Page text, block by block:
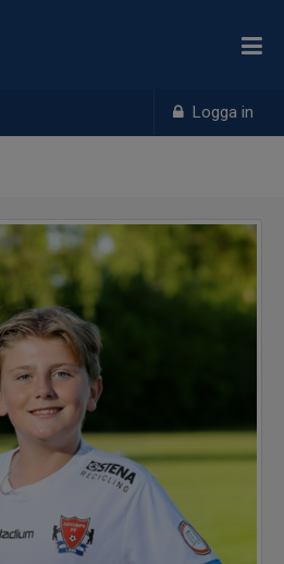
Logga in